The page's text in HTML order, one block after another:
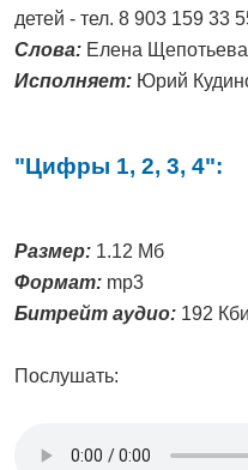
детей - тел. 8 903 159 33
Слова: Елена Щепотьева
Исполняет: Юрий
"Цифры 1, 2, 3, 4":
Размер: 1.12 Мб
Формат: mp3
Битрейт аудио: 192
Послушать: